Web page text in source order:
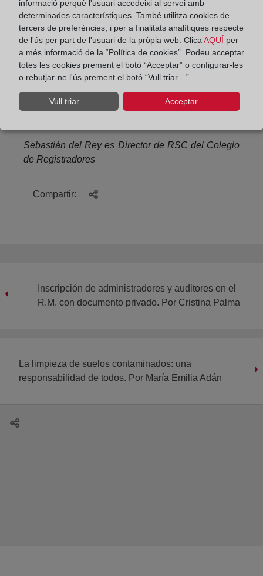
pues en ocasiones afecta directamente al valor de
la finca correspondiente.
El cálculo de la huella de carbono y la consecuente
reducción de los gases de efecto invernadero, es
un medio sencillo pero eficaz de contribuir a la
consecución de los Objetivos de Desarrollo
Sostenible y dejar un planeta más sostenible para
Sebastián del Rey es Director de RSC del Colegio
de Registradores
Compartir:
Inscripción de administradores y auditores en el
R.M. con documento privado. Por Cristina Palma
La limpieza de suelos contaminados: una
responsabilidad de todos. Por María Emilia Adán
informació perquè l'usuari accedeixi al servei amb
determinades característiques. També utilitza cookies de
tercers de preferències, i per a finalitats analítiques respecte
de l'ús per part de l'usuari de la pròpia web. ClicaAQUÍ per
a més informació de la “Política de cookies”. Podeu acceptar
totes les cookies prement el botó “Acceptar” o configurar-les
o rebutjar-ne l'ús prement el botó “Vull triar…”..
Vull triar.... Acceptar